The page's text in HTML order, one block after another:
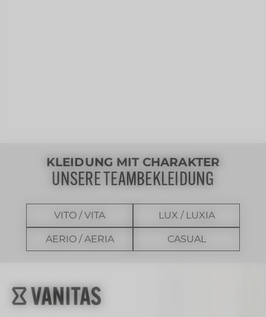
KLEIDUNG MIT CHARAKTER
UNSERE TEAMBEKLEIDUNG
VITO / VITA LUX / LUXIA
AERIO / AERIA CASUAL